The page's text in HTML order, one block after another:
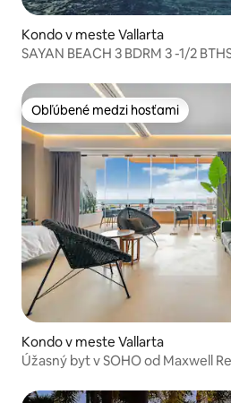
Kondo v meste Vallarta
SAYAN BEACH 3 BDRM 3 -1/2
Obľúbené medzi hosťami
Obľúbené medzi hosťami
Kondo v meste Vallarta
Úžasný byt v SOHO od Maxwell